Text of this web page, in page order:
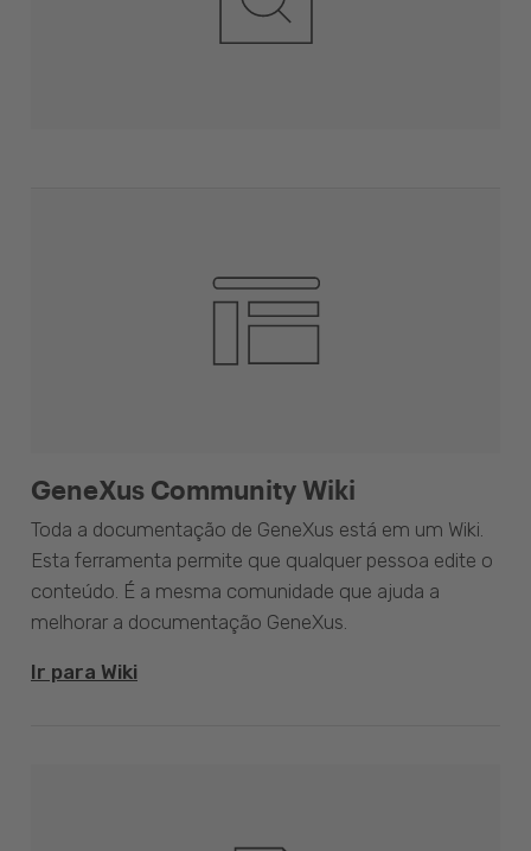
GeneXus Community Wiki
Toda a documentação de GeneXus está em um Wiki.
Esta ferramenta permite que qualquer pessoa edite o
conteúdo. É a mesma comunidade que ajuda a
melhorar a documentação GeneXus.
Ir para Wiki